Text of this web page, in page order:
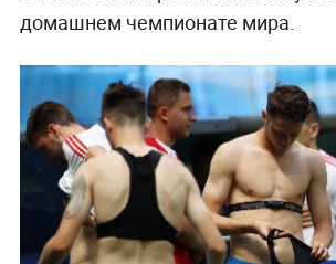
домашнем чемпионате мира.